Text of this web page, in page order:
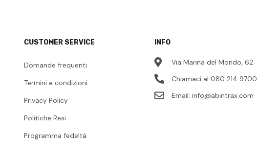
CUSTOMER SERVICE
Domande frequenti
Termini e condizioni
Privacy Policy
Politiche Resi
Programma fedeltà
INFO
Via Marina del Mondo, 62
Chiamaci al 080 214 9700
Email:info@abintrax.com